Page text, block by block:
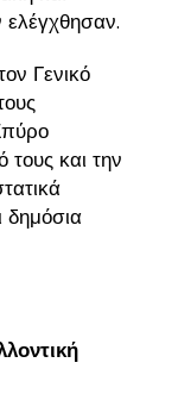
Γενικό
και την
δημόσια